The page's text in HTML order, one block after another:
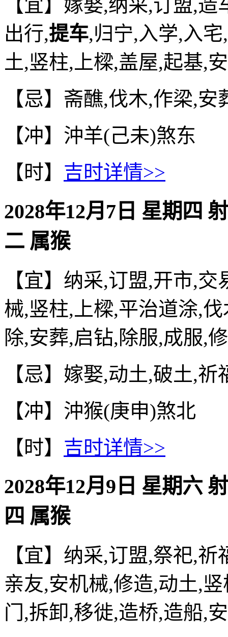
【宜】嫁娶,纳采,订盟,
出行,提车,归宁,入学,入
土,竖柱,上樑,盖屋,起基,
【忌】斋醮,伐木,作梁,安
【冲】沖羊(己未)煞东
【时】 吉时详情>>
2028年12月7日 星期四
二 属猴
【宜】纳采,订盟,开市,交
械,竖柱,上樑,平治道涂,
除,安葬,启钻,除服,成服,
【忌】嫁娶,动土,破土,祈
【冲】沖猴(庚申)煞北
【时】 吉时详情>>
2028年12月9日 星期六
四 属猴
【宜】纳采,订盟,祭祀,
亲友,安机械,修造,动土,
门,拆卸,移徙,造桥,造船,